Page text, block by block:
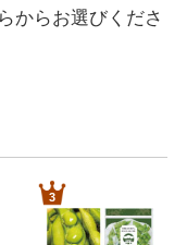
からお選びくださ
3